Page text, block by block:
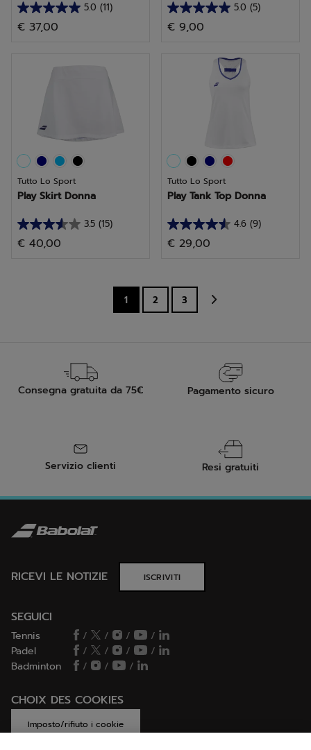
5.0 (11)
5.0
su
recensioni
€ 37,00
5.0 (5)
5.0
su
€ 9,00
Tutto Lo Sport
Play Skirt Donna
3.5 (15)
3.5
su
€ 40,00
Tutto Lo Sport
Play Tank Top Donna
4.6 (9)
4.6
su
stelle.
recensioni
€ 29,00
1 2 3
Consegna gratuita da 75€ Pagamento sicuro
Servizio clienti Resi gratuiti
RICEVI LE NOTIZIE ISCRIVITI
SEGUICI
Tennis / / /
/
Padel
/ / /
/
Badminton
/ / /
CHOIX DES COOKIES
Imposto/rifiuto i cookie